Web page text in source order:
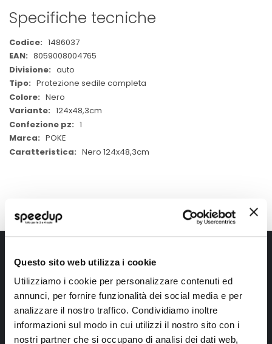
Questo sito web utilizza i cookie
Utilizziamo i cookie per personalizzare contenuti ed
annunci, per fornire funzionalità dei social media e per
analizzare il nostro traffico. Condividiamo inoltre
informazioni sul modo in cui utilizzi il nostro sito con i
nostri partner che si occupano di analisi dei dati web,
Specifiche tecniche
Maggiori
Informazioni
1486037
8059008004765
auto
Protezione sedile completa
Nero
124x48,3cm
1
POKE
Nero 124x48,3cm
Ricevi subito uno sconto del 10% per il tuo primo acquisto online!